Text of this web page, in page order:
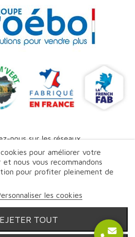
pour améliorer votre
nous vous recommandons
pour profiter pleinement de
les cookies
TOUT
nous sur les réseaux
- 2026 | Tous droits réservés